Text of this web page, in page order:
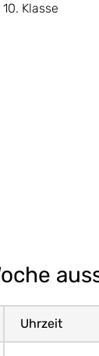
Klasse
Uhrzeit